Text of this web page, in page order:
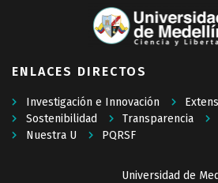
ENLACES DIRECTOS
Investigación e Innovación
Sostenibilidad
Transparencia
Nuestra U
PQRSF
Universidad de